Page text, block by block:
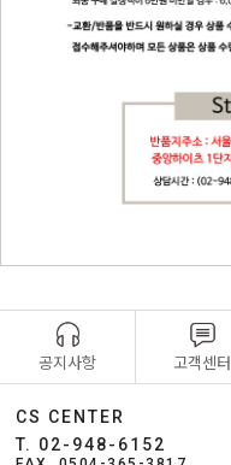
공지사항 고객센터
CS CENTER
T. 02-948-6152